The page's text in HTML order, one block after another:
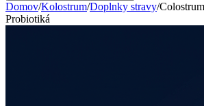
Domov/Kolostrum/Doplnky stravy/
Probiotiká